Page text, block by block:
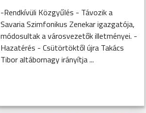
-Rendkívüli Közgyűlés - Távozik a
Savaria Szimfonikus Zenekar igazgatója,
módosultak a városvezetők illetményei. -
Hazatérés - Csütörtöktől újra Takács
Tibor altábornagy irányítja ...